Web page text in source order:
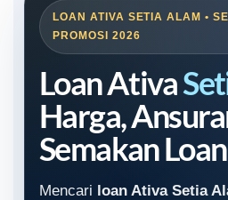
LOAN ATIVA SETIA ALAM •
PROMOSI 2026
Loan Ativa
Harga,
Semakan
Mencari loan Ativa Setia